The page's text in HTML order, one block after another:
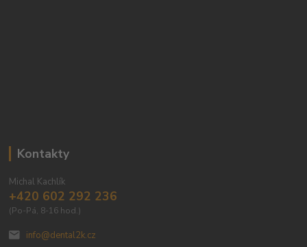
Kontakty
Michal Kachlík
+420 602 292 236
(Po-Pá, 8-16 hod.)
info@dental2k.cz